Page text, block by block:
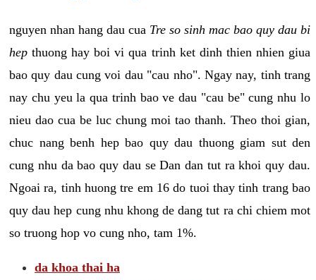
nguyen nhan hang dau cua Tre so sinh mac bao quy dau bi
hepthuong hay boi vi qua trinh ket dinh thien nhien giua
bao quy dau cung voi dau "cau nho". Ngay nay, tinh trang
nay chu yeu la qua trinh bao ve dau "cau be" cung nhu lo
nieu dao cua be luc chung moi tao thanh. Theo thoi gian,
chuc nang benh hep bao quy dau thuong giam sut den
cung nhu da bao quy dau se Dan dan tut ra khoi quy dau.
Ngoai ra, tinh huong tre em 16 do tuoi thay tinh trang bao
quy dau hep cung nhu khong de dang tut ra chi chiem mot
so truong hop vo cung nho, tam 1%.
da khoa thai ha